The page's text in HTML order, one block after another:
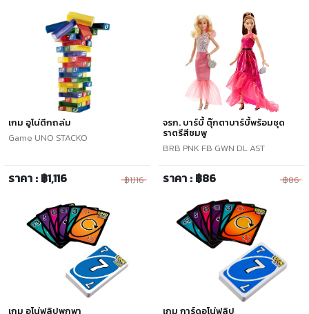
เกม อูโน่ตึกถล่ม
Game UNO STACKO
ราคา : ฿1,116 ฿1,116
จรก. บาร์บี้ ตุ๊กตาบาร์บี้พร้อมชุด
ราตรีสีชมพู
BRB PNK FB GWN DL AST
ราคา : ฿86 ฿86
เกม อูโน่ฟลิปพกพา
เกม การ์ดอูโน่ฟลิป